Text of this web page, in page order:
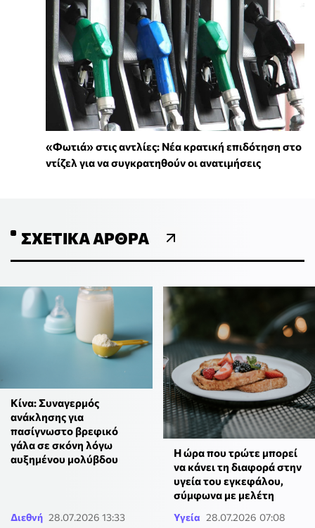
«Φωτιά» στις αντλίες: Νέα κρατική επιδότηση στο
ντίζελ για να συγκρατηθούν οι ανατιμήσεις
ΣΧΕΤΙΚΆ ΆΡΘΡΑ
Κίνα: Συναγερμός
ανάκλησης για
πασίγνωστο βρεφικό
γάλα σε σκόνη λόγω
αυξημένου μολύβδου
Διεθνή 28.07.2026 13:33
Η ώρα που τρώτε μπορεί
να κάνει τη διαφορά στην
υγεία του εγκεφάλου,
σύμφωνα με μελέτη
Υγεία 28.07.2026 07:08